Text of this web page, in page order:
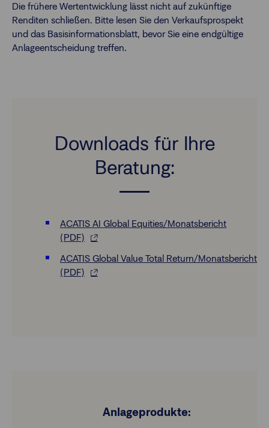
Die frühere Wertentwicklung lässt nicht auf zukünftige
Renditen schließen. Bitte lesen Sie den Verkaufsprospekt
und das Basisinformationsblatt, bevor Sie eine endgültige
Anlageentscheidung treffen.
Downloads für Ihre
Beratung:
ACATIS AI Global Equities/Monatsbericht
(PDF)
ACATIS Global Value Total Return/Monatsbericht
(PDF)
Anlageprodukte: